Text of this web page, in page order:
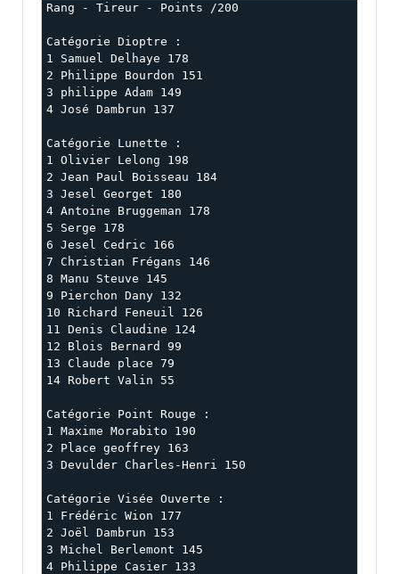
Rang - Tireur - Points /200
Catégorie Dioptre :
1 Samuel Delhaye 178
2 Philippe Bourdon 151
3 philippe Adam 149
4 José Dambrun 137
Catégorie Lunette :
1 Olivier Lelong 198
2 Jean Paul Boisseau 184
3 Jesel Georget 180
4 Antoine Bruggeman 178
5 Serge 178
6 Jesel Cedric 166
7 Christian Frégans 146
8 Manu Steuve 145
9 Pierchon Dany 132
10 Richard Feneuil 126
11 Denis Claudine 124
12 Blois Bernard 99
13 Claude place 79
14 Robert Valin 55
Catégorie Point Rouge :
1 Maxime Morabito 190
2 Place geoffrey 163
3 Devulder Charles-Henri 150
Catégorie Visée Ouverte :
1 Frédéric Wion 177
2 Joël Dambrun 153
3 Michel Berlemont 145
4 Philippe Casier 133